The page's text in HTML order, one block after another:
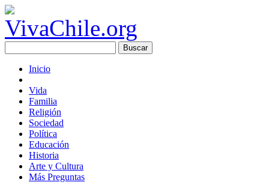
Inicio
Vida
Familia
Religión
Sociedad
Política
Educación
Historia
Arte y Cultura
Más Preguntas